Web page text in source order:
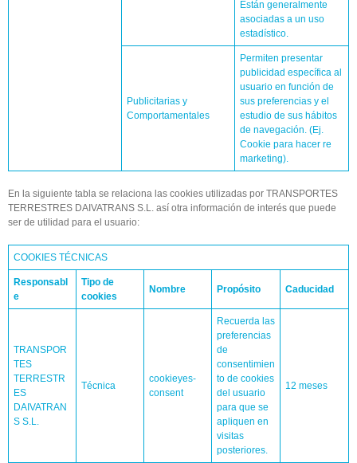
Están generalmente
asociadas a un uso
estadístico.
Publicitarias y
Comportamentales
Permiten presentar
publicidad específica al
usuario en función de
sus preferencias y el
estudio de sus hábitos
de navegación. (Ej.
Cookie para hacer re
marketing).
En la siguiente tabla se relaciona las cookies utilizadas por TRANSPORTES
TERRESTRES DAIVATRANS S.L. así otra información de interés que puede
ser de utilidad para el usuario:
COOKIES TÉCNICAS
Responsabl
e
Tipo de
cookies
Nombre Propósito Caducidad
TRANSPOR
TES
TERRESTR
ES
DAIVATRAN
S S.L.
Técnica
cookieyes-
consent
Recuerda las
preferencias
de
consentimien
to de cookies
del usuario
para que se
apliquen en
visitas
posteriores.
12 meses